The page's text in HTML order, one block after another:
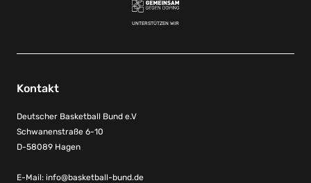
UNTERSTÜTZEN WIR
Kontakt
Deutscher Basketball Bund e.V
Schwanenstraße 6-10
D-58089 Hagen
E-Mail: info@basketball-bund.de